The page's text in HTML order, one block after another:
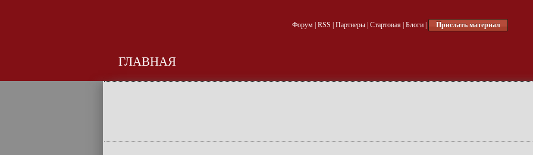
Форум| RSS Партнеры| Стартовая| Блоги| Прислать материал
ГЛАВНАЯ